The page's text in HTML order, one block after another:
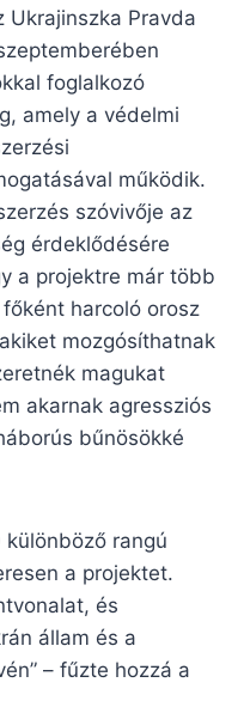
Ukrajinszka Pravda
foglalkozó
amely a védelmi
működik.
szóvivője az
érdeklődésére
a projektre már több
harcoló orosz
mozgósíthatnak
magukat
akarnak agressziós
bűnösökké
rangú
a projektet.
és
állam és a
– fűzte hozzá a